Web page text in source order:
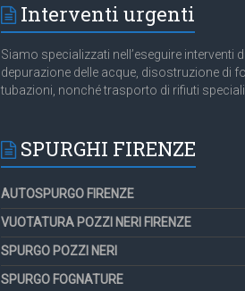
Interventi urgenti
Siamo specializzati nell’eseguire interventi di
depurazione delle acque, disostruzione di
tubazioni, nonché trasporto di rifiuti speciali
SPURGHI FIRENZE
AUTOSPURGO FIRENZE
VUOTATURA POZZI NERI FIRENZE
SPURGO POZZI NERI
SPURGO FOGNATURE